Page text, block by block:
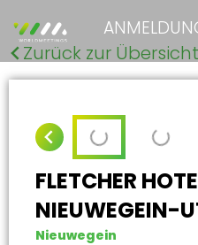
Zurück zur
FLETCHER
NIEUWEGEIN-
Nieuwegein